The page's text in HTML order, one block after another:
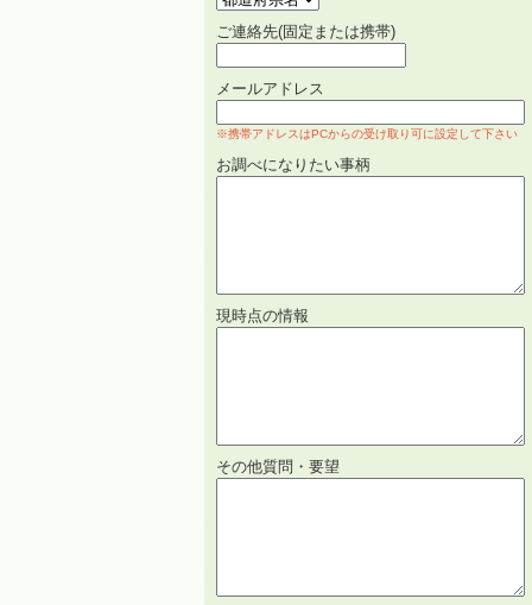
ご連絡先(固定または携帯)
メールアドレス
※携帯アドレスはPCからの受け取り可に設定して下さい
お調べになりたい事柄
現時点の情報
その他質問・要望